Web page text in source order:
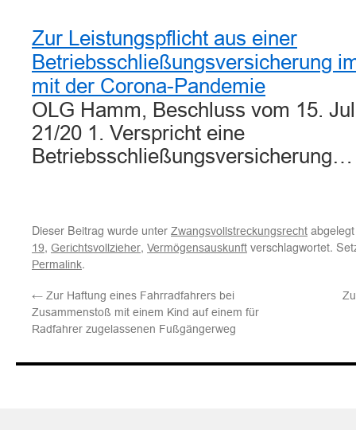
Zur Leistungspflicht aus einer
Betriebsschließungsversicherung
mit der Corona-Pandemie
OLG Hamm, Beschluss vom 15.
21/20 1. Verspricht eine
Betriebsschließungsversicherung…
Dieser Beitrag wurde unter Zwangsvollstreckungsrecht
19, Gerichtsvollzieher, Vermögensauskunft verschlagwortet.
Permalink.
← Zur Haftung eines Fahrradfahrers bei
Zusammenstoß mit einem Kind auf einem für
Radfahrer zugelassenen Fußgängerweg